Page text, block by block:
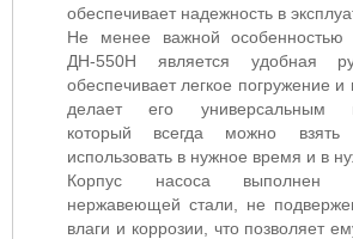
обеспечивает надежность в
Не менее важной особенностью
ДН-550Н является удобная
обеспечивает легкое погружение и
делает его универсальным
который всегда можно
использовать в нужное время и в
Корпус насоса выполнен
нержавеющей стали, не
влаги и коррозии, что позволяет